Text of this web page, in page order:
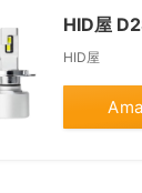
HID屋
HID屋